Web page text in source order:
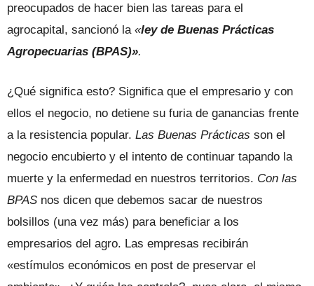
preocupados de hacer bien las tareas para el
agrocapital, sancionó la «ley de Buenas Prácticas
Agropecuarias (BPAS)».
¿Qué significa esto? Significa que el empresario y con
ellos el negocio, no detiene su furia de ganancias frente
a la resistencia popular. Las Buenas Prácticas son el
negocio encubierto y el intento de continuar tapando la
muerte y la enfermedad en nuestros territorios. Con las
BPAS nos dicen que debemos sacar de nuestros
bolsillos (una vez más) para beneficiar a los
empresarios del agro. Las empresas recibirán
«estímulos económicos en post de preservar el